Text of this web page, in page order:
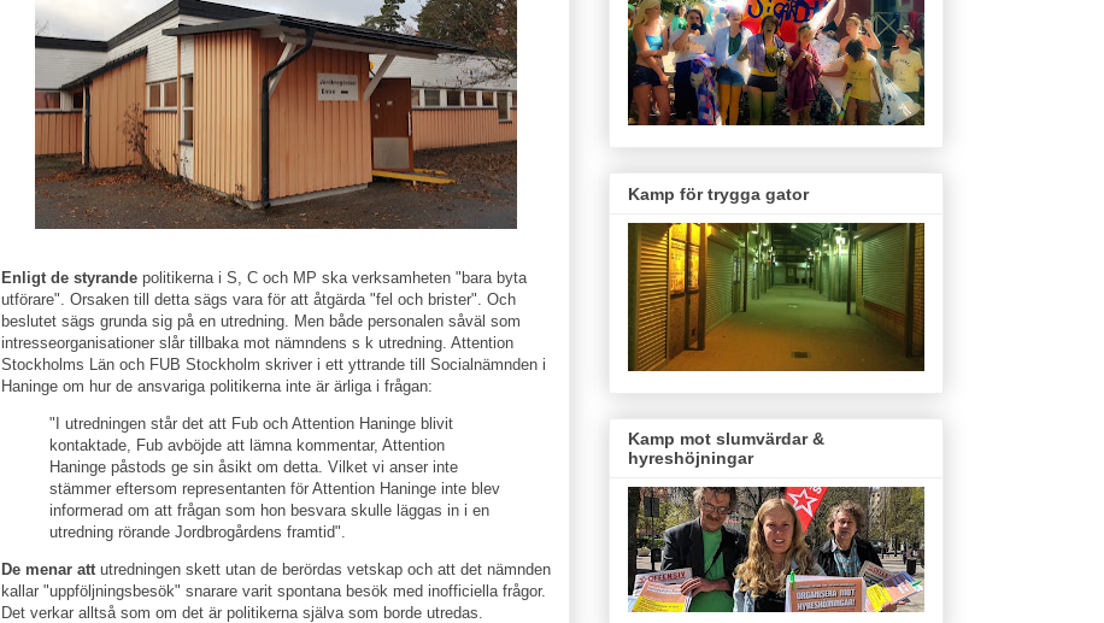
Enligt de styrande politikerna i S, C och MP ska verksamheten "bara byta
utförare". Orsaken till detta sägs vara för att åtgärda "fel och brister". Och
beslutet sägs grunda sig på en utredning. Men både personalen såväl som
intresseorganisationer slår tillbaka mot nämndens s k utredning. Attention
Stockholms Län och FUB Stockholm skriver i ett yttrande till Socialnämnden i
Haninge om hur de ansvariga politikerna inte är ärliga i frågan:
"I utredningen står det att Fub och Attention Haninge blivit
kontaktade, Fub avböjde att lämna kommentar, Attention
Haninge påstods ge sin åsikt om detta. Vilket vi anser inte
stämmer eftersom representanten för Attention Haninge inte blev
informerad om att frågan som hon besvara skulle läggas in i en
utredning rörande Jordbrogårdens framtid".
De menar att utredningen skett utan de berördas vetskap och att det nämnden
kallar "uppföljningsbesök" snarare varit spontana besök med inofficiella frågor.
Det verkar alltså som om det är politikerna själva som borde utredas.
Kamp för trygga gator
Kamp mot slumvärdar &
hyreshöjningar